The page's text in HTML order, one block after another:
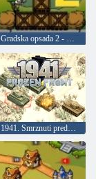
Gradska opsada 2 - Opsada za odmaralište
1941. Smrznuti prednji dio